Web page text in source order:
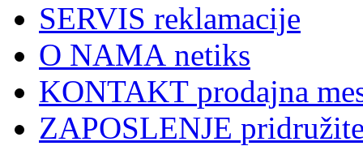
SERVIS reklamacije
O NAMA netiks
KONTAKT prodajna
ZAPOSLENJE